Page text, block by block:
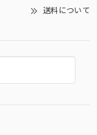
送料について